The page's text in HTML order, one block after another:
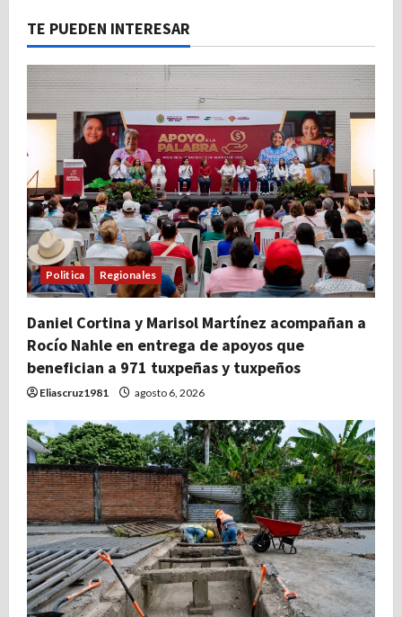
TE PUEDEN INTERESAR
Politica Regionales
Daniel Cortina y Marisol Martínez acompañan a
Rocío Nahle en entrega de apoyos que
benefician a 971 tuxpeñas y tuxpeños
Eliascruz1981 agosto 6, 2026